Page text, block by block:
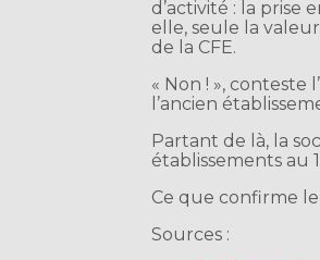
d’activité : la
elle, seule la
de la CFE.
« Non ! »,
l’ancien
Partant de là, la
établissements au
Ce que confirme
Sources :